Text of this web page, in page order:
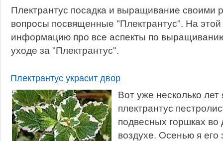
Плектрантус посадка и выращивание своими
вопросы посвященные "Плектрантус". На
информацию про все аспекты по
уходе за "Плектрантус".
Плектрантус украсит двор
Вот уже несколько
плектрантус
подвесных горшках
воздухе. Осенью я